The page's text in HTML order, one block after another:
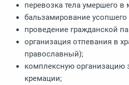
перевозка тела умершего в
бальзамирование
проведение гражданской
организация отпевания в
православный);
комплексную организацию
кремации;